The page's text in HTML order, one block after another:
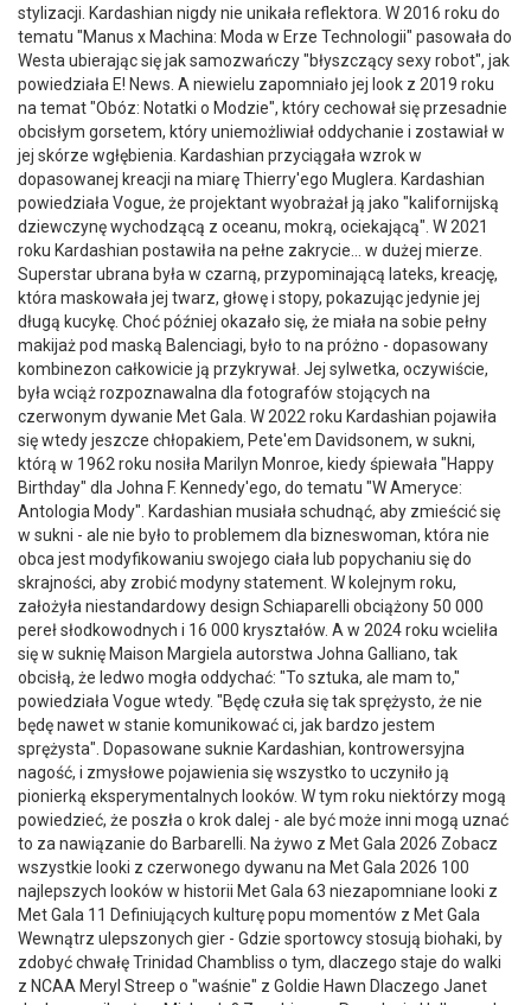
stylizacji. Kardashian nigdy nie unikała reflektora. W 2016 roku do
tematu "Manus x Machina: Moda w Erze Technologii" pasowała do
Westa ubierając się jak samozwańczy "błyszczący sexy robot", jak
powiedziała E! News. A niewielu zapomniało jej look z 2019 roku
na temat "Obóz: Notatki o Modzie", który cechował się przesadnie
obcisłym gorsetem, który uniemożliwiał oddychanie i zostawiał w
jej skórze wgłębienia. Kardashian przyciągała wzrok w
dopasowanej kreacji na miarę Thierry'ego Muglera. Kardashian
powiedziała Vogue, że projektant wyobrażał ją jako "kalifornijską
dziewczynę wychodzącą z oceanu, mokrą, ociekającą". W 2021
roku Kardashian postawiła na pełne zakrycie... w dużej mierze.
Superstar ubrana była w czarną, przypominającą lateks, kreację,
która maskowała jej twarz, głowę i stopy, pokazując jedynie jej
długą kucykę. Choć później okazało się, że miała na sobie pełny
makijaż pod maską Balenciagi, było to na próżno - dopasowany
kombinezon całkowicie ją przykrywał. Jej sylwetka, oczywiście,
była wciąż rozpoznawalna dla fotografów stojących na
czerwonym dywanie Met Gala. W 2022 roku Kardashian pojawiła
się wtedy jeszcze chłopakiem, Pete'em Davidsonem, w sukni,
którą w 1962 roku nosiła Marilyn Monroe, kiedy śpiewała "Happy
Birthday" dla Johna F. Kennedy'ego, do tematu "W Ameryce:
Antologia Mody". Kardashian musiała schudnąć, aby zmieścić się
w sukni - ale nie było to problemem dla bizneswoman, która nie
obca jest modyfikowaniu swojego ciała lub popychaniu się do
skrajności, aby zrobić modyny statement. W kolejnym roku,
założyła niestandardowy design Schiaparelli obciążony 50 000
pereł słodkowodnych i 16 000 kryształów. A w 2024 roku wcieliła
się w suknię Maison Margiela autorstwa Johna Galliano, tak
obcisłą, że ledwo mogła oddychać: "To sztuka, ale mam to,"
powiedziała Vogue wtedy. "Będę czuła się tak sprężysto, że nie
będę nawet w stanie komunikować ci, jak bardzo jestem
sprężysta". Dopasowane suknie Kardashian, kontrowersyjna
nagość, i zmysłowe pojawienia się wszystko to uczyniło ją
pionierką eksperymentalnych looków. W tym roku niektórzy mogą
powiedzieć, że poszła o krok dalej - ale być może inni mogą uznać
to za nawiązanie do Barbarelli. Na żywo z Met Gala 2026 Zobacz
wszystkie looki z czerwonego dywanu na Met Gala 2026 100
najlepszych looków w historii Met Gala 63 niezapomniane looki z
Met Gala 11 Definiujących kulturę popu momentów z Met Gala
Wewnątrz ulepszonych gier - Gdzie sportowcy stosują biohaki, by
zdobyć chwałę Trinidad Chambliss o tym, dlaczego staje do walki
z NCAA Meryl Streep o "waśnie" z Goldie Hawn Dlaczego Janet